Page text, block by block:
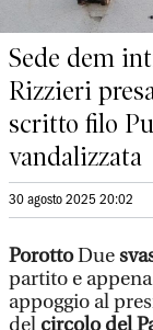
Sede dem
Rizzieri
scritto filo
vandalizzata
30 agosto 2025 20:02
PorottoDue
partito e
appoggio al
del circolo del